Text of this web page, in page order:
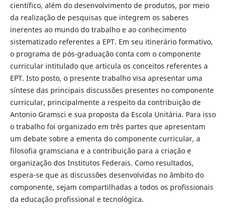
científico, além do desenvolvimento de produtos, por meio
da realização de pesquisas que integrem os saberes
inerentes ao mundo do trabalho e ao conhecimento
sistematizado referentes a EPT. Em seu itinerário formativo,
o programa de pós-graduação conta com o componente
curricular intitulado que articula os conceitos referentes a
EPT. Isto posto, o presente trabalho visa apresentar uma
síntese das principais discussões presentes no componente
curricular, principalmente a respeito da contribuição de
Antonio Gramsci e sua proposta da Escola Unitária. Para isso
o trabalho foi organizado em três partes que apresentam
um debate sobre a ementa do componente curricular, a
filosofia gramsciana e a contribuição para a criação e
organização dos Institutos Federais. Como resultados,
espera-se que as discussões desenvolvidas no âmbito do
componente, sejam compartilhadas a todos os profissionais
da educação profissional e tecnológica.